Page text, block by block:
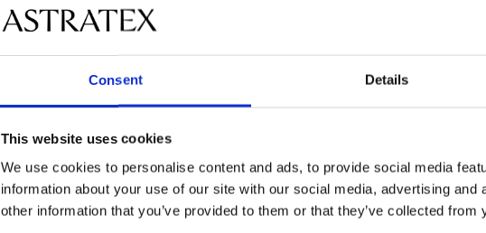
Consent Details
This website uses cookies
We use cookies to personalise content and ads, to provide social media
information about your use of our site with our social media, advertising
other information that you’ve provided to them or that they’ve collected
Z tej samej kolekcji
Majtki klasyczne Jennessa